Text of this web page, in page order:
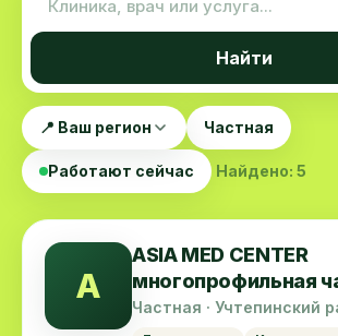
Найти
📍 Ваш регион Частная
Работают сейчас Найдено: 5
A
ASIA MED CENTER
многопрофильная
клиника
Частная · Учтепинский